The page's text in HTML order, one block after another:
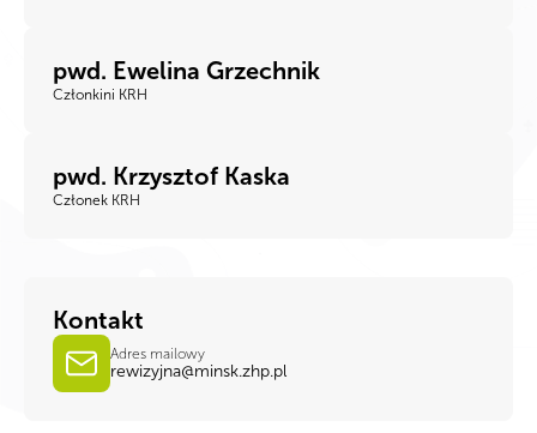
pwd. Ewelina Grzechnik
Członkini KRH
pwd. Krzysztof Kaska
Członek KRH
Kontakt
Adres mailowy
rewizyjna@minsk.zhp.pl